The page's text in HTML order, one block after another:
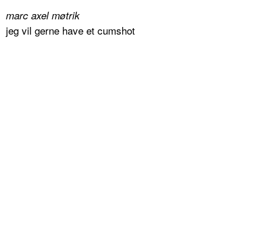
marc axel møtrik
jeg vil gerne have et cumshot